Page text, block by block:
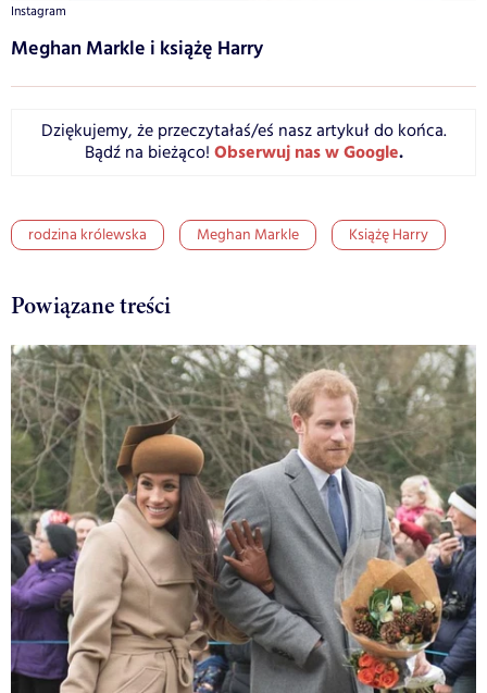
Instagram
Meghan Markle i książę Harry
Dziękujemy, że przeczytałaś/eś nasz artykuł do końca.
Bądź na bieżąco! Obserwuj nas w Google.
rodzina królewska Meghan Markle Książę Harry
Powiązane treści